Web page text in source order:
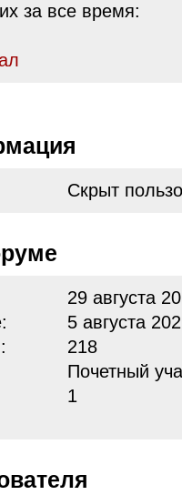
за все время:
Скрыт
29 августа
5 августа
218
Почетный
1